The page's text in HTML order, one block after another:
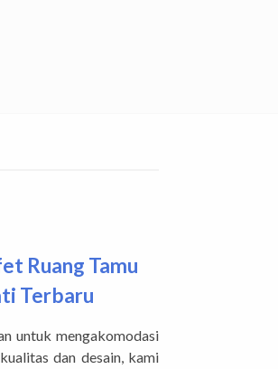
Ruang Tamu
Terbaru
untuk mengakomodasi
dan desain, kami